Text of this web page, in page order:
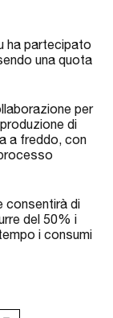
ha partecipato
una quota
per
di
a freddo, con
consentirà di
del 50% i
i consumi